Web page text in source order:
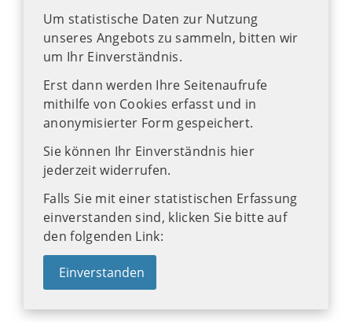
Um statistische Daten zur Nutzung
unseres Angebots zu sammeln, bitten wir
um Ihr Einverständnis.
Erst dann werden Ihre Seitenaufrufe
mithilfe von Cookies erfasst und in
anonymisierter Form gespeichert.
Sie können Ihr Einverständnis hier
jederzeit widerrufen.
Falls Sie mit einer statistischen Erfassung
einverstanden sind, klicken Sie bitte auf
den folgenden Link:
Einverstanden